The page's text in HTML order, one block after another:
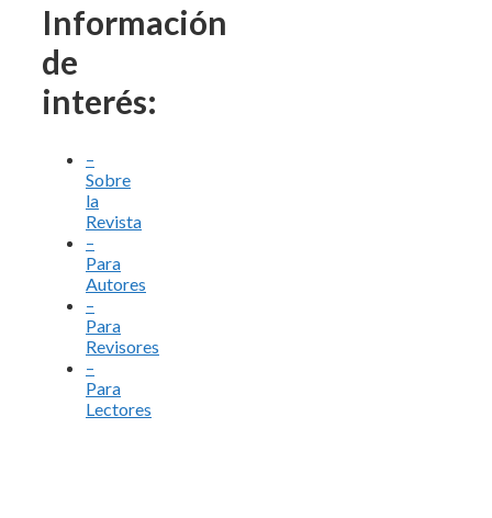
Información
de
interés:
–
Sobre
la
Revista
–
Para
Autores
–
Para
Revisores
–
Para
Lectores